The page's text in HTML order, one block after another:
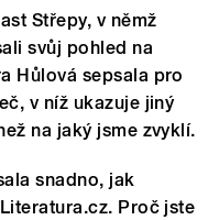
Střepy, v němž
svůj pohled na
Hůlová sepsala pro
v níž ukazuje jiný
na jaký jsme zvyklí.
snadno, jak
Proč jste